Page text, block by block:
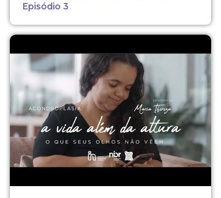
Episódio 3